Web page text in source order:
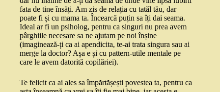
fata de tine însăți. Am zis de relația cu tatăl tău, dar
poate fi și cu mama ta. Încearcă puțin sa îți dai seama.
Ideal ar fi un psiholog, pentru ca singuri nu prea avem
pârghiile necesare sa ne ajutam pe noi înșine
(imaginează-ți ca ai apendicita, te-ai trata singura sau ai
merge la doctor? Așa e și cu pattern-utile mentale pe
care le avem datorită copilăriei).
Te felicit ca ai ales sa împărtășești povestea ta, pentru ca